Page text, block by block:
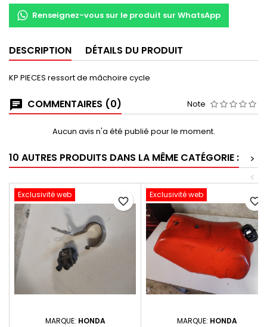
Renseignez-vous sur le produit sur WhatsApp
DESCRIPTION DÉTAILS DU PRODUIT
KP PIECES ressort de mâchoire cycle
COMMENTAIRES (0) Note
Aucun avis n'a été publié pour le moment.
10 AUTRES PRODUITS DANS LA MÊME CATÉGORIE :
>
<
Exclusivité web
MARQUE: HONDA
favorite_border
Exclusivité web
MARQUE: HONDA
favorite_border